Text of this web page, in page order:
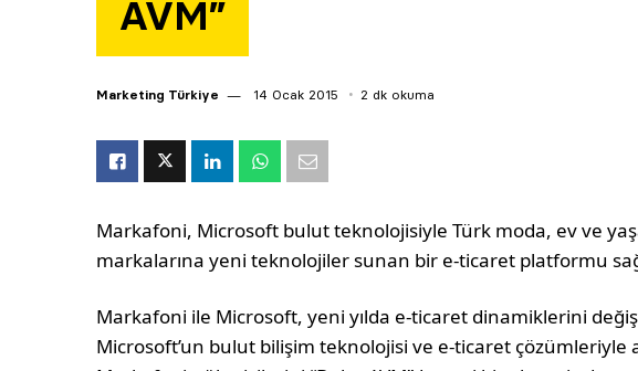
AVM”
Marketing Türkiye 14 Ocak 2015 2 dk okuma
Markafoni, Microsoft bulut teknolojisiyle Türk moda, ev ve
markalarına yeni teknolojiler sunan bir e-ticaret platformu
Markafoni ile Microsoft, yeni yılda e-ticaret dinamiklerini
Microsoft’un bulut bilişim teknolojisi ve e-ticaret çözümleriyle